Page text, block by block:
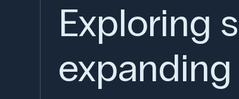
Exploring